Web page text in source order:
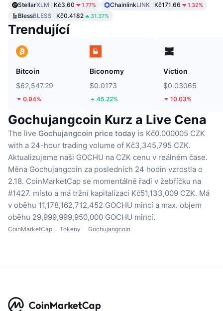
StellarXLM Kč3.60 1.77% ChainlinkLINK Kč171.66 1.32%
BlessBLESS Kč0.4182 31.37%
Trendující
Bitcoin
$62,547.29
0.94%
Biconomy
$0.0173
45.22%
Viction
$0.03065
10.03%
Gochujangcoin Kurz a Live Cena
The live Gochujangcoin price today is Kč0.000005 CZK
with a 24-hour trading volume of Kč3,345,795 CZK.
Aktualizujeme naši GOCHU na CZK cenu v reálném čase.
Měna Gochujangcoin za posledních 24 hodin vzrostla o
2.18. CoinMarketCap se momentálně řadí v žebříčku na
#1427. místo a má tržní kapitalizaci Kč51,133,009 CZK. Má
v oběhu 11,178,162,712,452 GOCHU mincí a max. objem
oběhu 29,999,999,950,000 GOCHU mincí.
CoinMarketCap Tokeny Gochujangcoin